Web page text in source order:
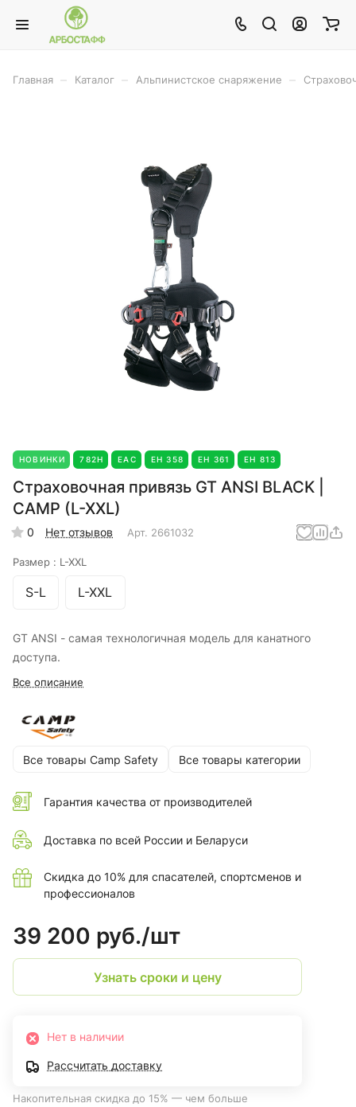
Главная Каталог Альпинистское снаряжение
НОВИНКИ 782Н EAC ЕН 358 ЕН 361 ЕН 813
Страховочная привязь GT ANSI BLACK |
CAMP (L-XXL)
0 Нет отзывов Арт. 2661032
Размер : L-XXL
S-L L-XXL
GT ANSI - самая технологичная модель для канатного
доступа.
Все описание
Все товары Camp Safety Все товары категории
Гарантия качества от производителей
Доставка по всей России и Беларуси
Скидка до 10% для спасателей, спортсменов и
профессионалов
39 200 руб./шт
Узнать сроки и цену
Нет в наличии
Рассчитать доставку
Накопительная скидка до 15% — чем больше